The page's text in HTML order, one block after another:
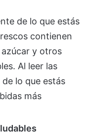
de lo que estás
contienen
y otros
Al leer las
lo que estás
más